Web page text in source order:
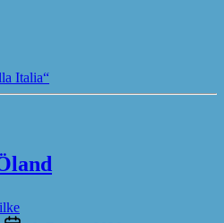
Italia“